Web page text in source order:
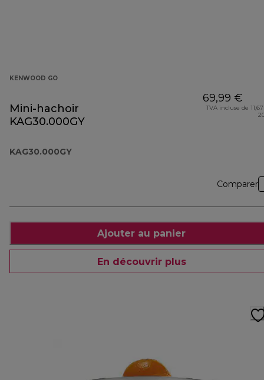
KENWOOD GO
Mini-hachoir
KAG30.000GY
KAG30.000GY
69,99 €
TVA incluse de
Comparer
Ajouter au panier
En découvrir plus